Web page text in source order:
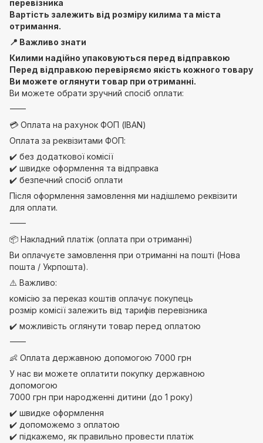
перевізника
Вартість залежить від розміру килима та міста
отримання.
📍 Важливо знати
Килими надійно упаковуються перед відправкою
Перед відправкою перевіряємо якість кожного товару
Ви можете оглянути товар при отриманні.
Ви можете обрати зручний спосіб оплати:
⸻
💳 Оплата на рахунок ФОП (IBAN)
Оплата за реквізитами ФОП:
✔️ без додаткової комісії
✔️ швидке оформлення та відправка
✔️ безпечний спосіб оплати
Після оформлення замовлення ми надішлемо реквізити
для оплати.
⸻
📦 Накладний платіж (оплата при отриманні)
Ви оплачуєте замовлення при отриманні на пошті (Нова
пошта / Укрпошта).
⚠️ Важливо:
комісію за переказ коштів оплачує покупець
розмір комісії залежить від тарифів перевізника
✔️ можливість оглянути товар перед оплатою
⸻
👶 Оплата державною допомогою 7000 грн
У нас ви можете оплатити покупку державною
допомогою
7000 грн при народженні дитини (до 1 року)
✔️ швидке оформлення
✔️ допоможемо з оплатою
✔️ підкажемо, як правильно провести платіж